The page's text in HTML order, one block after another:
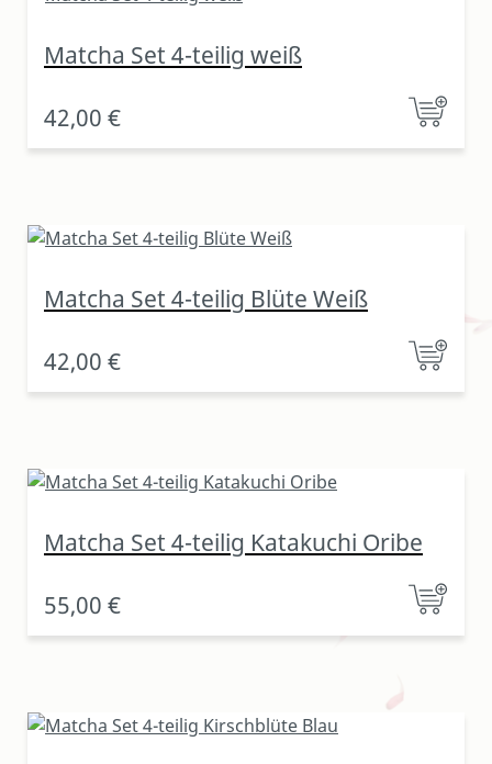
Matcha Set 4-teilig weiß
42,00 €
Matcha Set 4-teilig Blüte Weiß
42,00 €
Matcha Set 4-teilig Katakuchi Oribe
55,00 €